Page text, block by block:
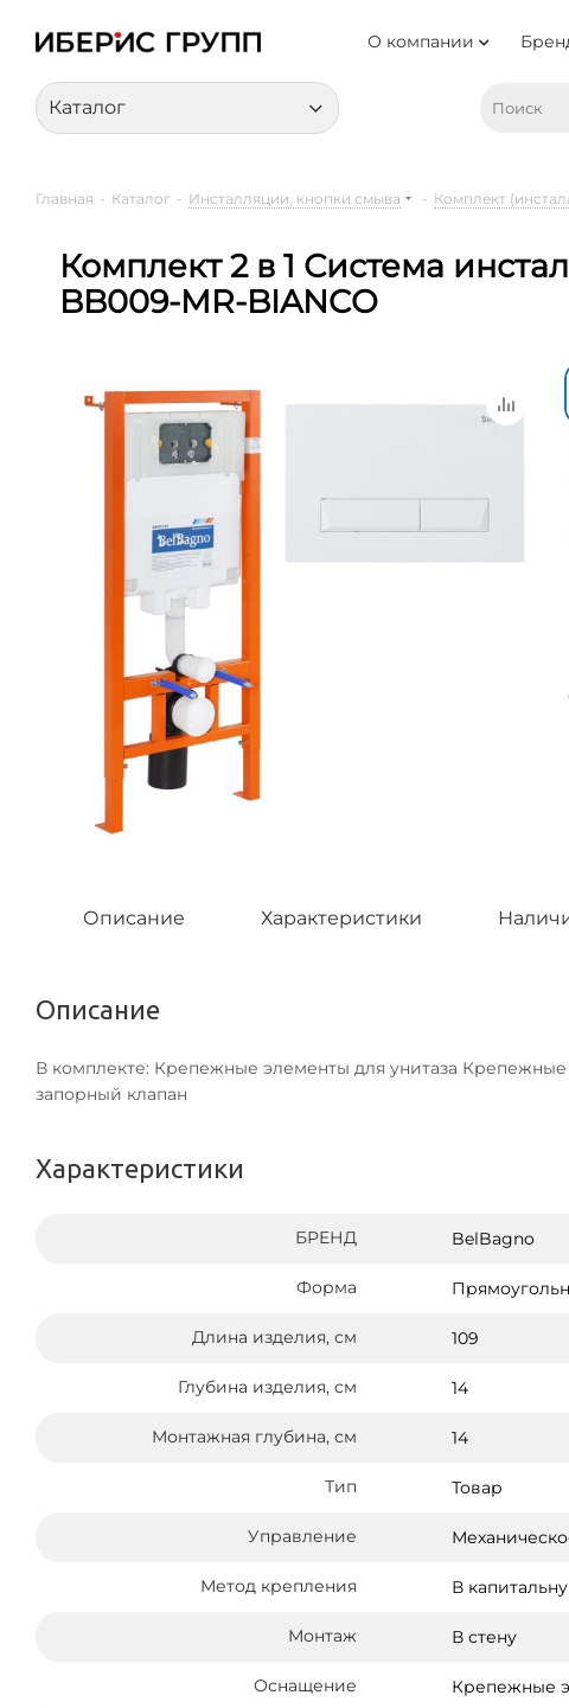
О компании
Каталог
Главная - Каталог - Инсталляции, кнопки смыва - Комплект
Комплект 2 в 1 Система
BB009-MR-BIANCO
Описание Характеристики
Описание
В комплекте: Крепежные элементы для унитаза
запорный клапан
Характеристики
БРЕНД BelBagno
Форма
Длина изделия, см 109
Глубина изделия, см 14
Монтажная глубина, см 14
Тип Товар
Управление
Метод крепления В
Монтаж В стену
Оснащение Крепежные